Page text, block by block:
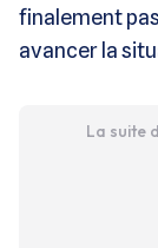
finalement
avancer la
La suite